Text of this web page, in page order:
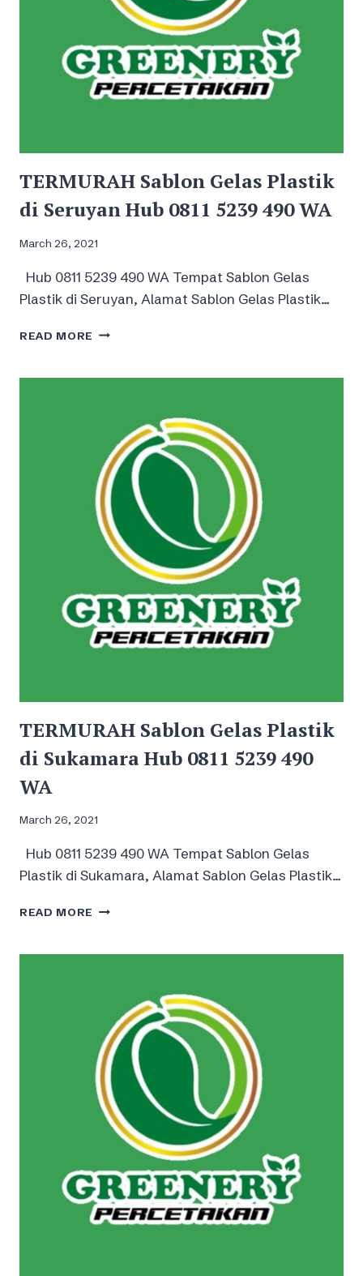
TERMURAH Sablon Gelas Plastik
di Seruyan Hub 0811 5239 490 WA
March 26, 2021
Hub 0811 5239 490 WA Tempat Sablon Gelas
Plastik di Seruyan, Alamat Sablon Gelas Plastik…
READ MORE TERMURAH
PLASTIK
0811
5239
490
TERMURAH Sablon Gelas Plastik
di Sukamara Hub 0811 5239 490
WA
March 26, 2021
Hub 0811 5239 490 WA Tempat Sablon Gelas
Plastik di Sukamara, Alamat Sablon Gelas Plastik…
READ MORE TERMURAH
PLASTIK
0811
5239
490